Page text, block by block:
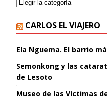
CARLOS EL VIAJERO
Ela Nguema. El barrio
Semonkong y las
de Lesoto
Museo de las Víctimas